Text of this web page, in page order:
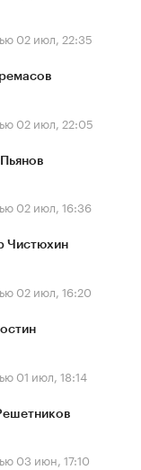
02 июл, 22:35
02 июл, 22:05
02 июл, 16:36
Чистюхин
02 июл, 16:20
01 июл, 18:14
03 июн, 17:10